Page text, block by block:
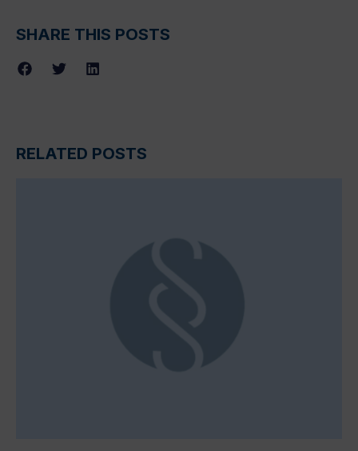
SHARE THIS POSTS
RELATED POSTS